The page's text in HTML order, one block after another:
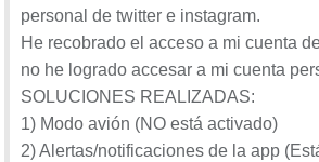
personal de twitter e instagram.
He recobrado el acceso a mi cuenta
no he logrado accesar a mi cuenta
SOLUCIONES REALIZADAS:
1) Modo avión (NO está activado)
2) Alertas/notificaciones de la app